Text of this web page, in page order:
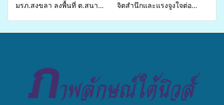
มรภ.สงขลา ลงพื้นที่ ต.สนาม
จิตสำนึกและแรงจูงใจต่อ